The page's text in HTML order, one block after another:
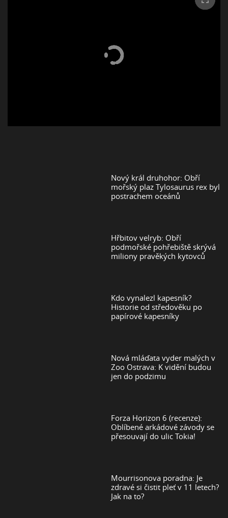
Nový král druhohor: Obří
mořský plaz Tylosaurus rex byl
postrachem oceánů
Hřbitov velryb: Obří
podmořské pohřebiště skrývá
miliony pravěkých kytovců
Kdo vynalezl kapesník?
Historie od středověku po
papírové kapesníky
Nová mláďata vyder malých v
Zoo Ostrava: K vidění budou
jen do podzimu
Forza Horizon 6 (recenze):
Oblíbené arkádové závody se
přesouvají do ulic Tokia!
Mourrisonova poradna: Je
zdravé si čistit pleť v 11 letech?
Jak na to?